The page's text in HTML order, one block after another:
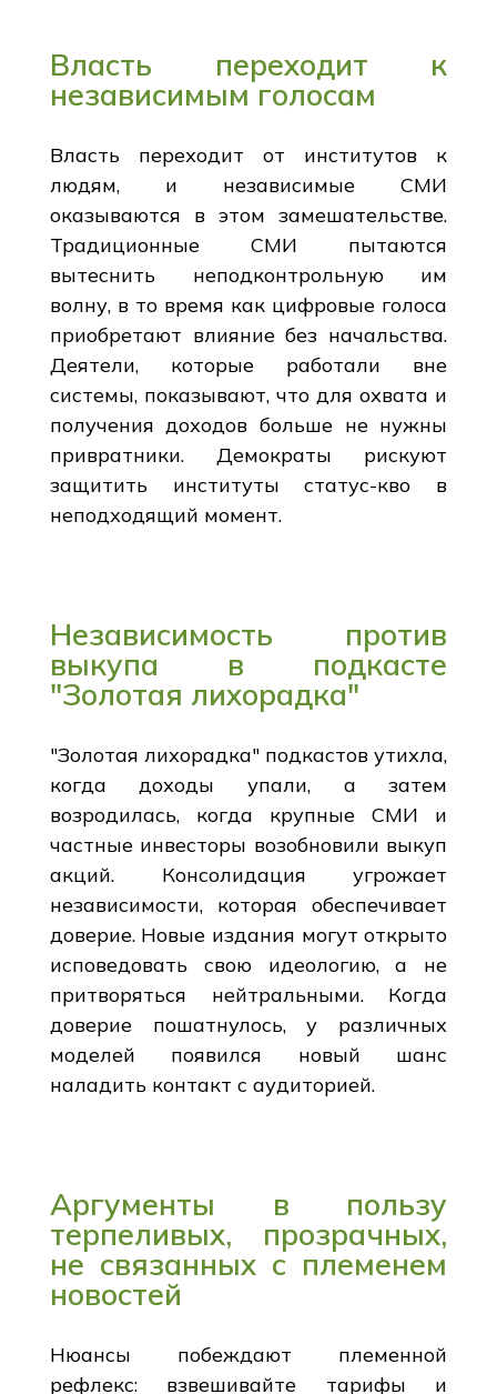
Власть переходит к
независимым голосам
Власть переходит от институтов к
людям, и независимые СМИ
оказываются в этом замешательстве.
Традиционные СМИ пытаются
вытеснить неподконтрольную им
волну, в то время как цифровые голоса
приобретают влияние без начальства.
Деятели, которые работали вне
системы, показывают, что для охвата и
получения доходов больше не нужны
привратники. Демократы рискуют
защитить институты статус-кво в
неподходящий момент.
Независимость против
выкупа в подкасте
"Золотая лихорадка"
"Золотая лихорадка" подкастов утихла,
когда доходы упали, а затем
возродилась, когда крупные СМИ и
частные инвесторы возобновили выкуп
акций. Консолидация угрожает
независимости, которая обеспечивает
доверие. Новые издания могут открыто
исповедовать свою идеологию, а не
притворяться нейтральными. Когда
доверие пошатнулось, у различных
моделей появился новый шанс
наладить контакт с аудиторией.
Аргументы в пользу
терпеливых, прозрачных,
не связанных с племенем
новостей
Нюансы побеждают племенной
рефлекс: взвешивайте тарифы и